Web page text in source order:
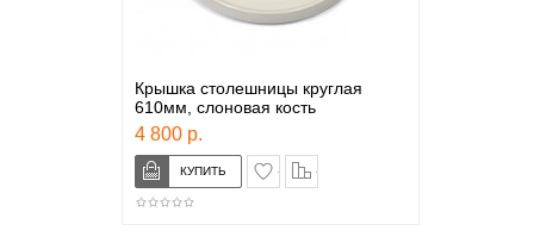
Крышка столешницы круглая
610мм, слоновая кость
4 800 р.
в закладки